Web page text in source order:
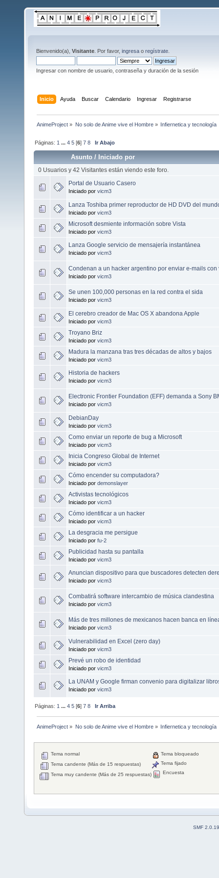
Bienvenido(a), Visitante . Por favor, ingresa o regístrate
Ingresar con nombre de usuario, contraseña y duración de la sesión
Inicio Ayuda Buscar Calendario Ingresar Registrarse
AnimeProject » No solo de Anime vive el Hombre» Infiernetica y tecnología
Páginas: 1 ...4 5 [6]7 8 Ir Abajo
Asunto /Iniciado por
0 Usuarios y 42 Visitantes están viendo este foro.
Portal de Usuario Casero
Iniciado por vicm3
Lanza Toshiba primer reproductor de HD DVD del
Iniciado por vicm3
Microsoft desmiente información sobre Vista
Iniciado por vicm3
Lanza Google servicio de mensajería instantánea
Iniciado por vicm3
Condenan a un hacker argentino por enviar e-mails con
Iniciado por vicm3
Se unen 100,000 personas en la red contra el sida
Iniciado por vicm3
El cerebro creador de Mac OS X abandona Apple
Iniciado por vicm3
Troyano Briz
Iniciado por vicm3
Madura la manzana tras tres décadas de altos y bajos
Iniciado por vicm3
Historia de hackers
Iniciado por vicm3
Electronic Frontier Foundation (EFF) demanda a Sony
Iniciado por vicm3
DebianDay
Iniciado por vicm3
Como enviar un reporte de bug a Microsoft
Iniciado por vicm3
Inicia Congreso Global de Internet
Iniciado por vicm3
Cómo encender su computadora?
Iniciado por demonslayer
Activistas tecnológicos
Iniciado por vicm3
Cómo identificar a un hacker
Iniciado por vicm3
La desgracia me persigue
Iniciado por fu-2
Publicidad hasta su pantalla
Iniciado por vicm3
Anuncian dispositivo para que buscadores detecten
Iniciado por vicm3
Combatirá software intercambio de música clandestina
Iniciado por vicm3
Más de tres millones de mexicanos hacen banca en
Iniciado por vicm3
Vulnerabilidad en Excel (zero day)
Iniciado por vicm3
Prevé un robo de identidad
Iniciado por vicm3
La UNAM y Google firman convenio para digitalizar
Iniciado por vicm3
Páginas: 1 ...4 5 [6]7 8 Ir Arriba
AnimeProject » No solo de Anime vive el Hombre» Infiernetica y tecnología
Tema normal
Tema candente (Más de 15 respuestas)
Tema muy candente (Más de 25 respuestas)
Tema bloqueado
Tema fijado
Encuesta
SMF 2.0.19